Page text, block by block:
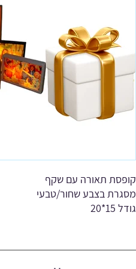
קופסת תאורה עם שקף
מסגרת בצבע שחור/טבעי
גודל 15*20